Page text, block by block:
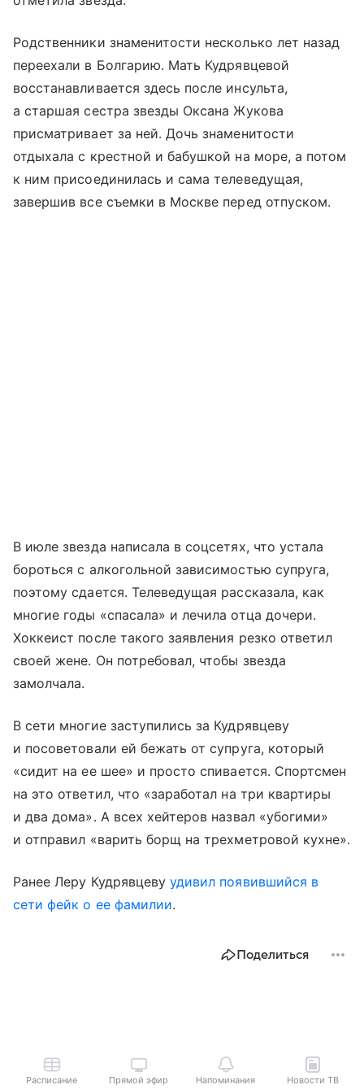
Родственники знаменитости несколько лет назад
переехали в Болгарию. Мать Кудрявцевой
восстанавливается здесь после инсульта,
а старшая сестра звезды Оксана Жукова
присматривает за ней. Дочь знаменитости
отдыхала с крестной и бабушкой на море, а потом
к ним присоединилась и сама телеведущая,
завершив все съемки в Москве перед отпуском.
В июле звезда написала в соцсетях, что устала
бороться с алкогольной зависимостью супруга,
поэтому сдается. Телеведущая рассказала, как
многие годы «спасала» и лечила отца дочери.
Хоккеист после такого заявления резко ответил
своей жене. Он потребовал, чтобы звезда
замолчала.
В сети многие заступились за Кудрявцеву
и посоветовали ей бежать от супруга, который
«сидит на ее шее» и просто спивается. Спортсмен
на это ответил, что «заработал на три квартиры
и два дома». А всех хейтеров назвал «убогими»
и отправил «варить борщ на трехметровой кухне».
Ранее Леру Кудрявцевуудивил появившийся в
сети фейк о ее фамилии.
Поделиться
Расписание Прямой эфир Напоминания Новости ТВ